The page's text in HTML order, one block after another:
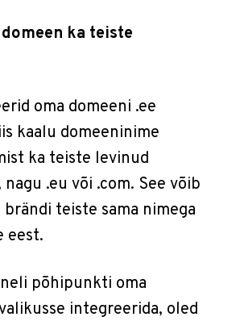
ka teiste
oma domeeni .ee
kaalu domeeninime
ka teiste levinud
.eu või .com. See võib
teiste sama nimega
eest.
põhipunkti oma
integreerida, oled